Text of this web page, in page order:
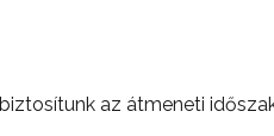
az átmeneti